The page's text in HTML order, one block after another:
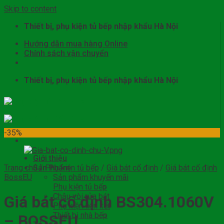
Skip to content
Thiết bị, phụ kiện tủ bếp nhập khẩu Hà Nội
Hướng dẫn mua hàng Online
Chính sách vận chuyển
Thiết bị, phụ kiện tủ bếp nhập khẩu Hà Nội
Giới thiệu
Sản Phẩm
Sản phẩm khuyến mãi
Phụ kiện tủ bếp
Chậu vòi rửa bát
Phụ kiện liên kết
Thiết bị nhà bếp
-35%
Trang chủ / Phụ kiện tủ bếp / Giá bát cố định / Giá bát cố định
BossEU
Giá bát cố định BS304.1060V